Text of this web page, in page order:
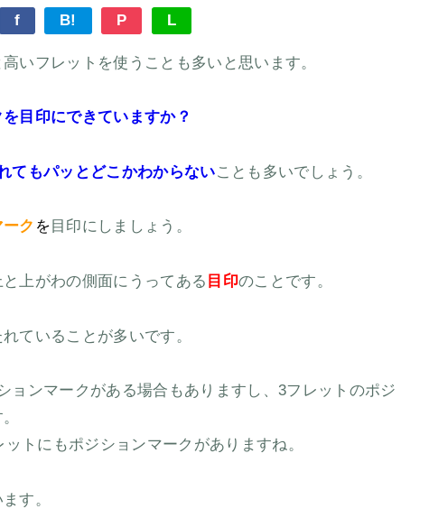
f B! P L
いフレットを使うことも多いと思います。
目印にできていますか？
てもパッとどこかわからないことも多いでしょう。
ク を 目印にしましょう。
上がわの側面にうってある 目印のことです。
ていることが多いです。
ョンマークがある場合もありますし、3フレットのポジ
トにもポジションマークがありますね。
す。